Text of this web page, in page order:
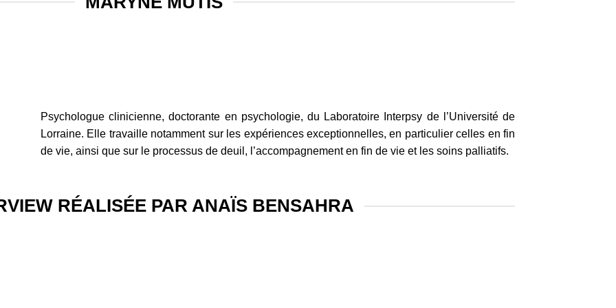
Psychologue clinicienne, doctorante en psychologie, du Laboratoire Interpsy de l’Université de
Lorraine. Elle travaille notamment sur les expériences exceptionnelles, en particulier celles en fin
de vie, ainsi que sur le processus de deuil, l’accompagnement en fin de vie et les soins palliatifs.
RÉALISÉE PAR ANAÏS BENSAHRA